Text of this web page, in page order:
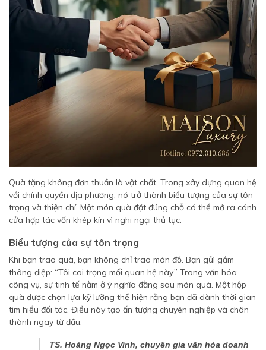
Quà tặng không đơn thuần là vật chất. Trong xây dựng quan hệ
với chính quyền địa phương, nó trở thành biểu tượng của sự tôn
trọng và thiện chí. Một món quà đặt đúng chỗ có thể mở ra cánh
cửa hợp tác vốn khép kín vì nghi ngại thủ tục.
Biểu tượng của sự tôn trọng
Khi bạn trao quà, bạn không chỉ trao món đồ. Bạn gửi gắm
thông điệp: “Tôi coi trọng mối quan hệ này.” Trong văn hóa
công vụ, sự tinh tế nằm ở ý nghĩa đằng sau món quà. Một hộp
quà được chọn lựa kỹ lưỡng thể hiện rằng bạn đã dành thời gian
tìm hiểu đối tác. Điều này tạo ấn tượng chuyên nghiệp và chân
thành ngay từ đầu.
TS. Hoàng Ngọc Vinh, chuyên gia văn hóa doanh